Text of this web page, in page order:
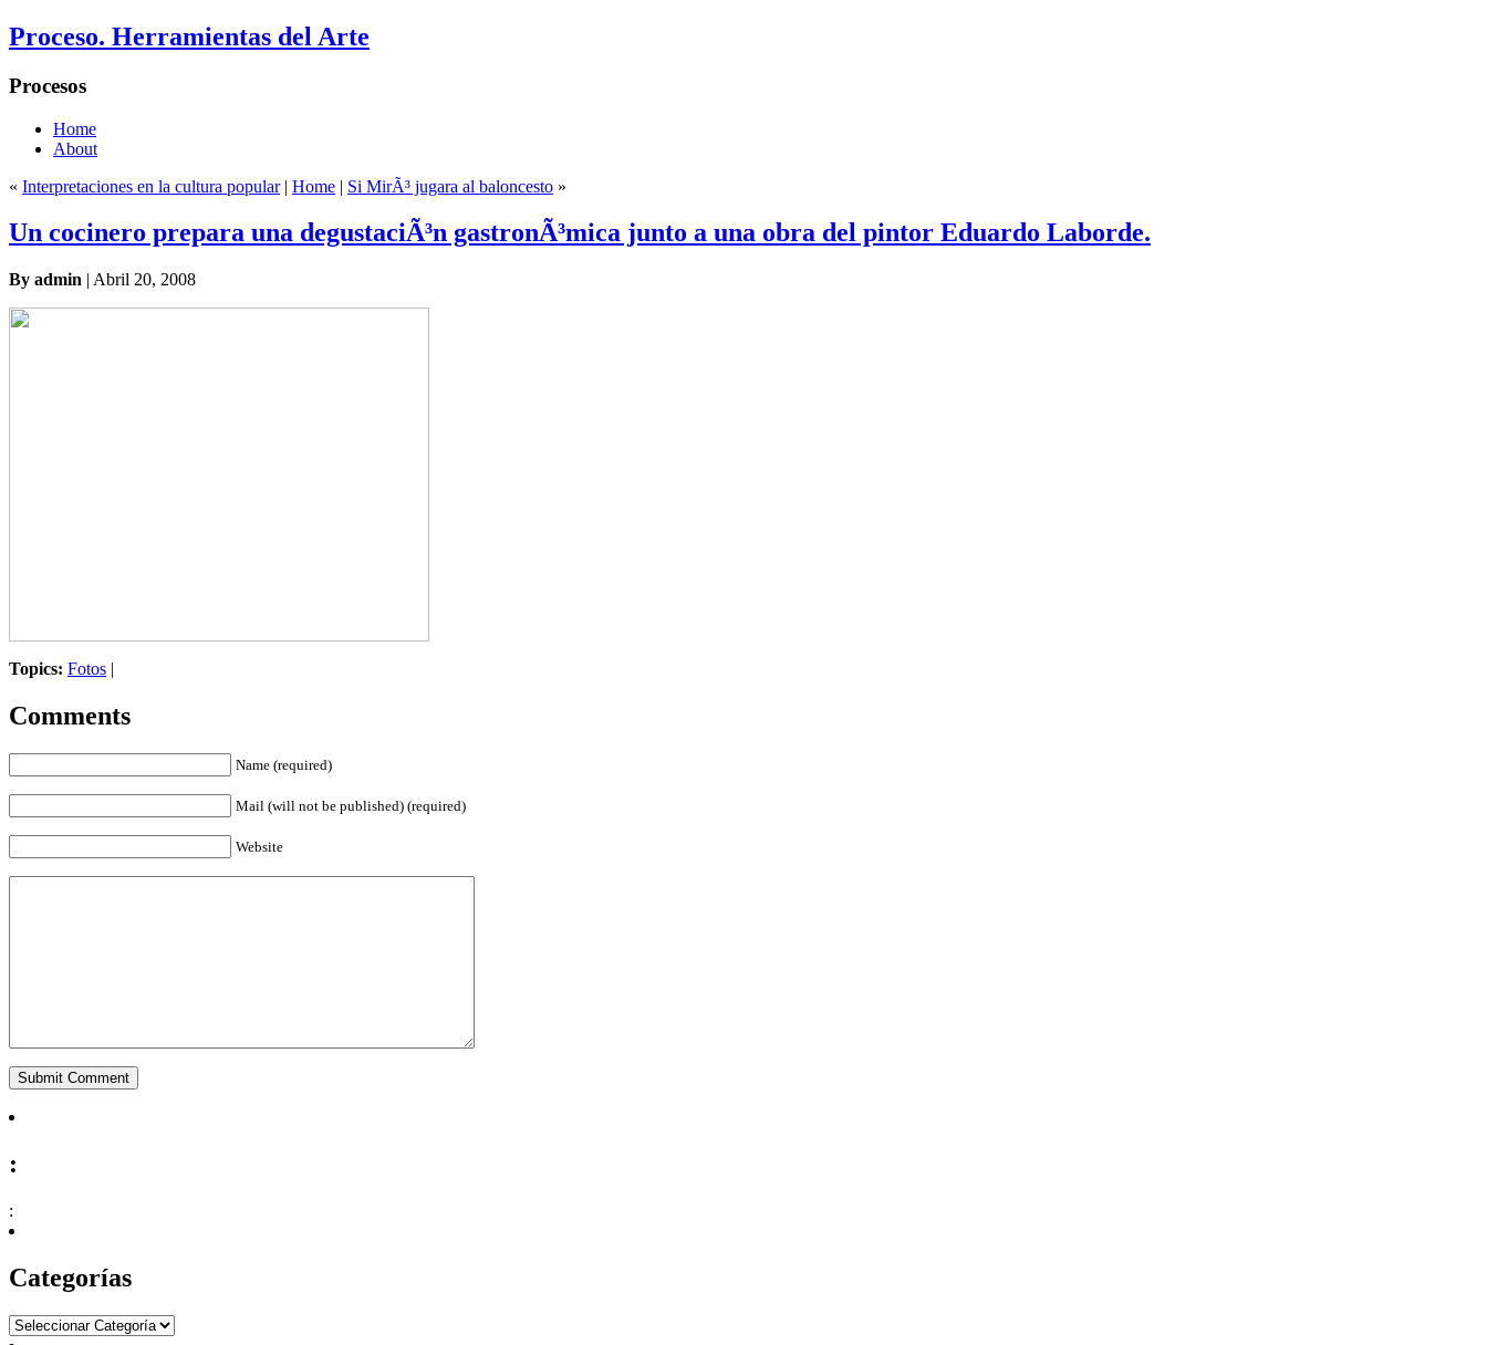
Proceso. Herramientas del Arte
Procesos
Home
About
« Interpretaciones en la cultura popular| Home | Si MirÃ³ jugara al baloncesto »
Un cocinero prepara una degustaciÃ³n gastronÃ³mica junto a una obra del pintor Eduardo Laborde.
By admin | Abril 20, 2008
Topics: Fotos |
Comments
Name (required)
Mail (will not be published) (required)
Website
:
:
Categorías